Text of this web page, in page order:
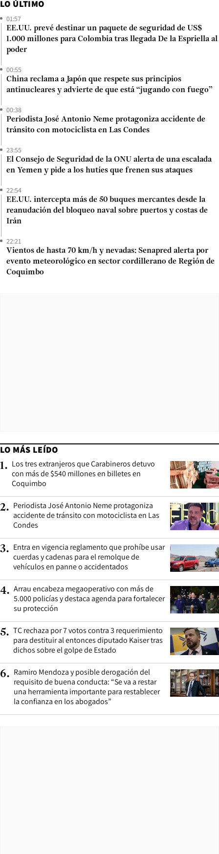
LO ÚLTIMO
01:57
EE.UU. prevé destinar un paquete de seguridad de US$
1.000 millones para Colombia tras llegada De la Espriella al
poder
00:55
China reclama a Japón que respete sus principios
antinucleares y advierte de que está “jugando con fuego”
00:38
Periodista José Antonio Neme protagoniza accidente de
tránsito con motociclista en Las Condes
23:55
El Consejo de Seguridad de la ONU alerta de una escalada
en Yemen y pide a los hutíes que frenen sus ataques
22:54
EE.UU. intercepta más de 50 buques mercantes desde la
reanudación del bloqueo naval sobre puertos y costas de
Irán
22:21
Vientos de hasta 70 km/h y nevadas: Senapred alerta por
evento meteorológico en sector cordillerano de Región de
Coquimbo
LO MÁS LEÍDO
1. Los tres extranjeros que Carabineros detuvo
con más de $540 millones en billetes en
Coquimbo
2. Periodista José Antonio Neme protagoniza
accidente de tránsito con motociclista en Las
Condes
3. Entra en vigencia reglamento que prohíbe usar
cuerdas y cadenas para el remolque de
vehículos en panne o accidentados
4. Arrau encabeza megaoperativo con más de
5.000 policías y destaca agenda para fortalecer
su protección
5. TC rechaza por 7 votos contra 3 requerimiento
para destituir al entonces diputado Kaiser tras
dichos sobre el golpe de Estado
6. Ramiro Mendoza y posible derogación del
requisito de buena conducta: “Se va a restar
una herramienta importante para restablecer
la confianza en los abogados”